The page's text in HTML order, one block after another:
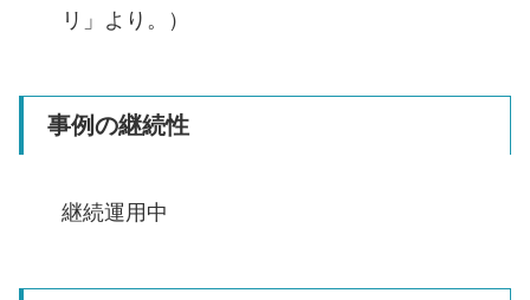
リ」より。）
事例の継続性
継続運用中